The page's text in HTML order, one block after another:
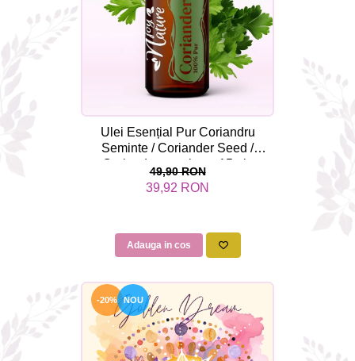
Ulei Esențial Pur Coriandru
Seminte / Coriander Seed /
Coriandrum sativum 15ml -
Aromaterapie Sigura | nJoy
Nature
49,90 RON
39,92 RON
Adauga in cos
-20% NOU